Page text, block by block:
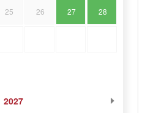
25 26 27 28
2027